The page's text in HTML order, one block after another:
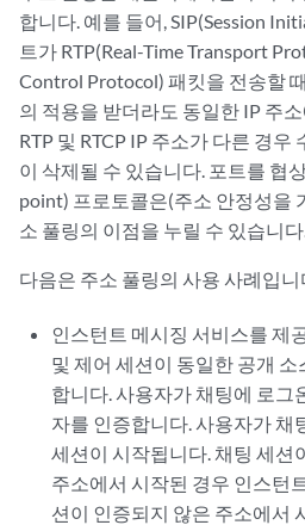
합니다. 예를 들어, SIP(Session
트가 RTP(Real-Time Transport
Control Protocol) 패킷을 전송할
의 적용을 받더라도 동일한 IP 주
RTP 및 RTCP IP 주소가 다른 경
이 삭제될 수 있습니다. 포트를 협
point) 프로토콜은(주소 안정성을
소 풀링의 이점을 누릴 수 있습니
다음은 주소 풀링의 사용 사례입니
인스턴트 메시징 서비스를 제
및 제어 세션이 동일한 공개
합니다. 사용자가 채팅에 로그
자를 인증합니다. 사용자가 채
세션이 시작됩니다. 채팅 세션
주소에서 시작된 경우 인스턴
션이 인증되지 않은 주소에서